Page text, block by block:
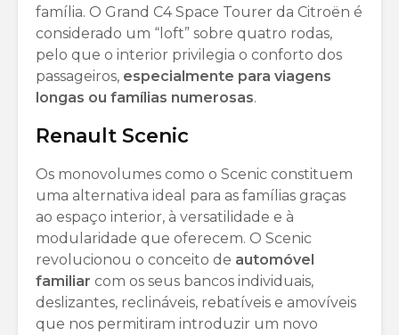
família. O Grand C4 Space Tourer da Citroën é
considerado um “loft” sobre quatro rodas,
pelo que o interior privilegia o conforto dos
passageiros, especialmente para viagens
longas ou famílias numerosas.
Renault Scenic
Os monovolumes como o Scenic constituem
uma alternativa ideal para as famílias graças
ao espaço interior, à versatilidade e à
modularidade que oferecem. O Scenic
revolucionou o conceito de automóvel
familiar com os seus bancos individuais,
deslizantes, reclináveis, rebatíveis e amovíveis
que nos permitiram introduzir um novo